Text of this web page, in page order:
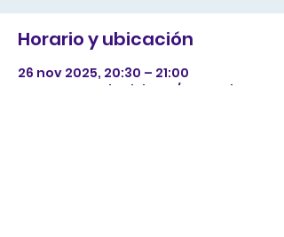
Horario y ubicación
26 nov 2025, 20:30 – 21:00
Gran Teatro de Elche, C/ Kursaal, 1,